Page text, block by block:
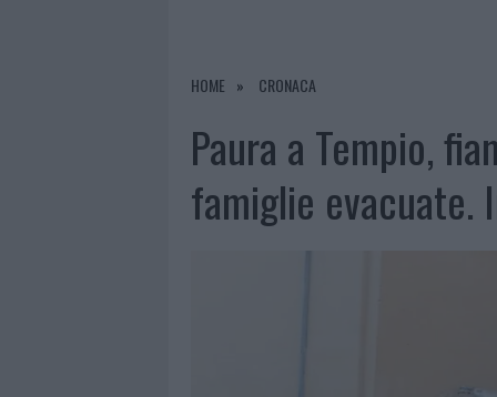
6 AGOSTO 2026
|
HOME CRONACA
Paura a Tempio,
famiglie evacuate.